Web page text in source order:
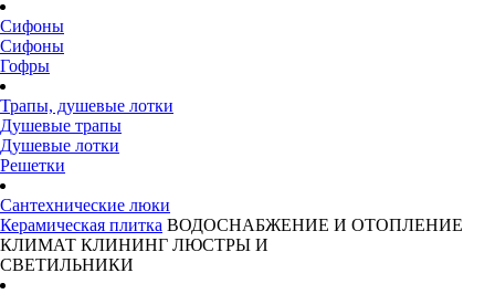
Сифоны
Сифоны
Гофры
Трапы, душевые лотки
Душевые трапы
Душевые лотки
Решетки
Сантехнические люки
Керамическая плитка ВОДОСНАБЖЕНИЕ И ОТОПЛЕНИЕ
КЛИМАТ КЛИНИНГ ЛЮСТРЫ И
СВЕТИЛЬНИКИ